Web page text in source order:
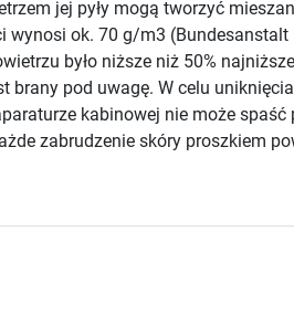
jej pyły mogą tworzyć
ok. 70 g/m3
było niższe niż 50%
pod uwagę. W celu
kabinowej nie może
zabrudzenie skóry proszkiem